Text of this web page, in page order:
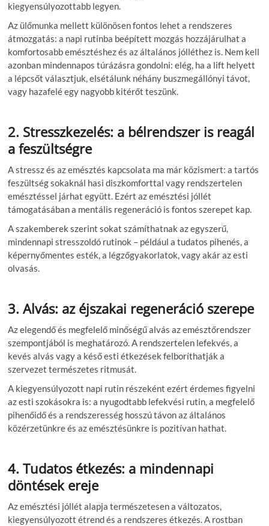
kiegyensúlyozottabb legyen.
Az ülőmunka mellett különösen fontos lehet a rendszeres
átmozgatás: a napi rutinba beépített mozgás hozzájárulhat a
komfortosabb emésztéshez és az általános jólléthez is. Nem kell
azonban mindennapos túrázásra gondolni: elég, ha a lift helyett
a lépcsőt választjuk, elsétálunk néhány buszmegállónyi távot,
vagy hazafelé egy nagyobb kitérőt teszünk.
2. Stresszkezelés: a bélrendszer is reagál
a feszültségre
A stressz és az emésztés kapcsolata ma már közismert: a tartós
feszültség sokaknál hasi diszkomforttal vagy rendszertelen
emésztéssel járhat együtt. Ezért az emésztési jóllét
támogatásában a mentális regeneráció is fontos szerepet kap.
A szakemberek szerint sokat számíthatnak az egyszerű,
mindennapi stresszoldó rutinok – például a tudatos pihenés, a
képernyőmentes esték, a légzőgyakorlatok, vagy akár az esti
olvasás.
3. Alvás: az éjszakai regeneráció szerepe
Az elegendő és megfelelő minőségű alvás az emésztőrendszer
szempontjából is meghatározó. A rendszertelen lefekvés, a
kevés alvás vagy a késő esti étkezések felboríthatják a
szervezet természetes ritmusát.
A kiegyensúlyozott napi rutin részeként ezért érdemes figyelni
az esti szokásokra is: a nyugodtabb lefekvési rutin, a megfelelő
pihenőidő és a rendszeresség hosszú távon az általános
közérzetünkre és az emésztésünkre is pozitívan hathat.
4. Tudatos étkezés: a mindennapi
döntések ereje
Az emésztési jóllét alapja természetesen a változatos,
kiegyensúlyozott étrend és a rendszeres étkezés. A rostban